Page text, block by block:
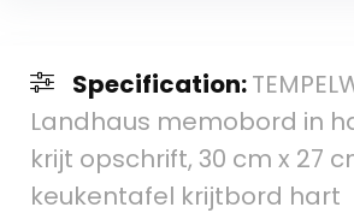
Specification:
Landhaus memobord in
krijt opschrift, 30 cm x 27
keukentafel krijtbord hart